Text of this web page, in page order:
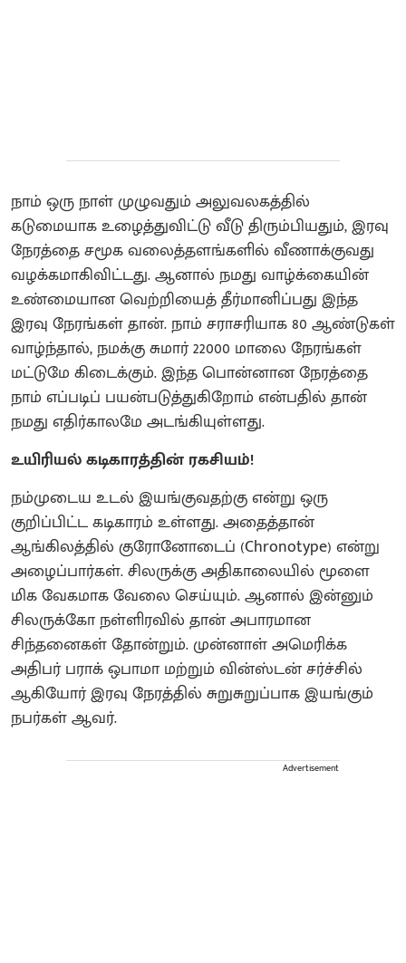
நாம் ஒரு நாள் முழுவதும் அலுவலகத்தில்
கடுமையாக உழைத்துவிட்டு வீடு திரும்பியதும், இரவு
நேரத்தை சமூக வலைத்தளங்களில் வீணாக்குவது
வழக்கமாகிவிட்டது. ஆனால் நமது வாழ்க்கையின்
உண்மையான வெற்றியைத் தீர்மானிப்பது இந்த
இரவு நேரங்கள் தான். நாம் சராசரியாக 80 ஆண்டுகள்
வாழ்ந்தால், நமக்கு சுமார் 22000 மாலை நேரங்கள்
மட்டுமே கிடைக்கும். இந்த பொன்னான நேரத்தை
நாம் எப்படிப் பயன்படுத்துகிறோம் என்பதில் தான்
நமது எதிர்காலமே அடங்கியுள்ளது.
உயிரியல் கடிகாரத்தின் ரகசியம்!
நம்முடைய உடல் இயங்குவதற்கு என்று ஒரு
குறிப்பிட்ட கடிகாரம் உள்ளது. அதைத்தான்
ஆங்கிலத்தில் குரோனோடைப் (Chronotype) என்று
அழைப்பார்கள். சிலருக்கு அதிகாலையில் மூளை
மிக வேகமாக வேலை செய்யும். ஆனால் இன்னும்
சிலருக்கோ நள்ளிரவில் தான் அபாரமான
சிந்தனைகள் தோன்றும். முன்னாள் அமெரிக்க
அதிபர் பராக் ஒபாமா மற்றும் வின்ஸ்டன் சர்ச்சில்
ஆகியோர் இரவு நேரத்தில் சுறுசுறுப்பாக இயங்கும்
நபர்கள் ஆவர்.
Advertisement